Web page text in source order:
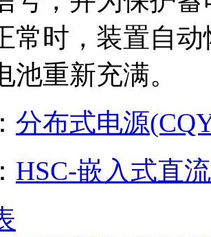
常时，装置自
池重新充满。
分布式电源
HSC-嵌入式直